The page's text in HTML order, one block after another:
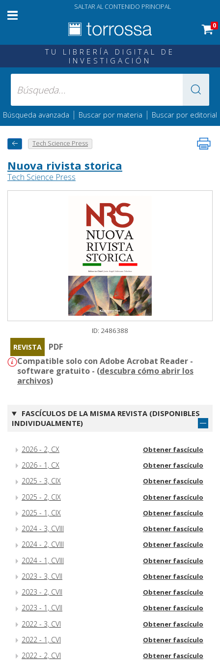
SALTAR AL CONTENIDO PRINCIPAL
0
TU LIBRERÍA DIGITAL DE
INVESTIGACIÓN
Búsqueda avanzada | Buscar por materia | Buscar por editorial
Tech Science Press
Nuova rivista storica
Tech Science Press
ID: 2486388
REVISTA
PDF
Compatible solo con Adobe Acrobat Reader -
software gratuito - (descubra cómo abrir los
archivos)
FASCÍCULOS DE LA MISMA REVISTA (DISPONIBLES
INDIVIDUALMENTE)
2026 - 2, CX Obtener fascículo
2026 - 1, CX Obtener fascículo
2025 - 3, CIX Obtener fascículo
2025 - 2, CIX Obtener fascículo
2025 - 1, CIX Obtener fascículo
2024 - 3, CVIII Obtener fascículo
2024 - 2, CVIII Obtener fascículo
2024 - 1, CVIII Obtener fascículo
2023 - 3, CVII Obtener fascículo
2023 - 2, CVII Obtener fascículo
2023 - 1, CVII Obtener fascículo
2022 - 3, CVI Obtener fascículo
2022 - 1, CVI Obtener fascículo
2022 - 2, CVI Obtener fascículo